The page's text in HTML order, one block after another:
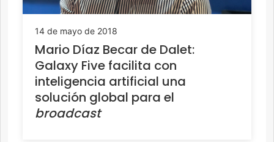
14 de mayo de 2018
Mario Díaz Becar de Dalet:
Galaxy Five facilita con
inteligencia artificial una
solución global para el
broadcast